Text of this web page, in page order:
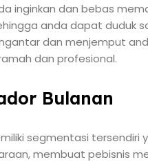
inginkan dan bebas
anda dapat duduk
dan menjemput
dan profesional.
Bulanan
segmentasi tersendiri
membuat pebisnis